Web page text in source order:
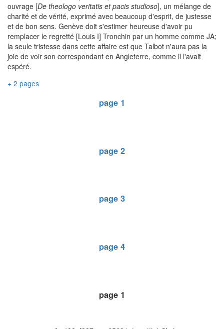
ouvrage [De theologo veritatis et pacis studioso], un mélange de
charité et de vérité, exprimé avec beaucoup d'esprit, de justesse
et de bon sens. Genève doit s'estimer heureuse d'avoir pu
remplacer le regretté [Louis I] Tronchin par un homme comme JA;
la seule tristesse dans cette affaire est que Talbot n'aura pas la
joie de voir son correspondant en Angleterre, comme il l'avait
espéré.
+ 2 pages
page 1
page 2
page 3
page 4
page 1